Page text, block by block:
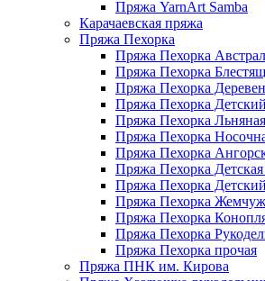
Пряжа YarnArt Samba
Карачаевская пряжа
Пряжа Пехорка
Пряжа Пехорка
Пряжа Пехорка
Пряжа Пехорка
Пряжа Пехорка
Пряжа Пехорка Льняная
Пряжа Пехорка
Пряжа Пехорка
Пряжа Пехорка
Пряжа Пехорка
Пряжа Пехорка
Пряжа Пехорка
Пряжа Пехорка
Пряжа Пехорка прочая
Пряжа ПНК им. Кирова